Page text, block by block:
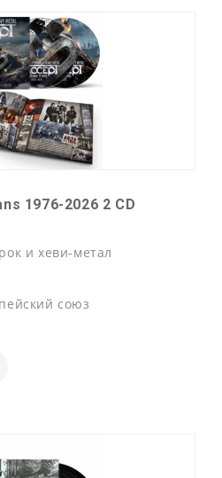
1976-2026 2 CD
и хеви-метал
союз